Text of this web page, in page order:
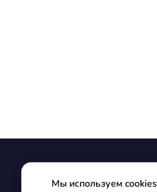
Мы используем cookies